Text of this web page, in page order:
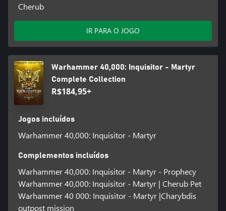
Cherub
IR PARA O JOGO
Warhammer 40,000: Inquisitor - Martyr
Complete Collection
R$184,95+
Jogos incluídos
Warhammer 40,000: Inquisitor - Martyr
Complementos incluídos
Warhammer 40,000: Inquisitor - Martyr - Prophecy
Warhammer 40,000: Inquisitor - Martyr | Cherub Pet
Warhammer 40 000: Inquisitor - Martyr |Charybdis
outpost mission